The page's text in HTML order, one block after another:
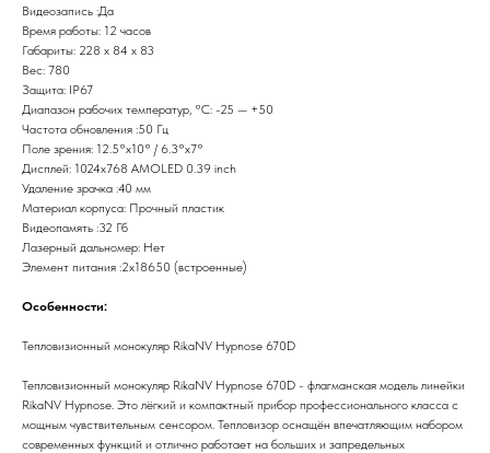
Видеозапись :Да
Время работы: 12 часов
Габариты: 228 х 84 х 83
Вес: 780
Защита: IP67
Диапазон рабочих температур, °С: -25 — +50
Частота обновления :50 Гц
Поле зрения: 12.5°x10° / 6.3°x7°
Дисплей: 1024x768 AMOLED 0.39 inch
Удаление зрачка :40 мм
Материал корпуса: Прочный пластик
Видеопамять :32 Гб
Лазерный дальномер: Нет
Элемент питания :2х18650 (встроенные)
Особенности:
Тепловизионный монокуляр RikaNV Hypnose 670D
Тепловизионный монокуляр RikaNV Hypnose 670D - флагманская модель линейки
RikaNV Hypnose. Это лёгкий и компактный прибор профессионального класса с
мощным чувствительным сенсором. Тепловизор оснащён впечатляющим набором
современных функций и отлично работает на больших и запредельных